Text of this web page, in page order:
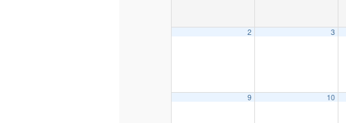
2 3
9 10